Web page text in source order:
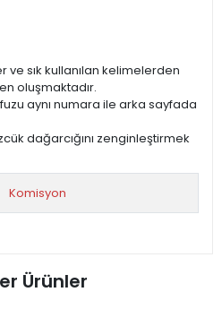
sık kullanılan kelimelerden
oluşmaktadır.
aynı numara ile arka sayfada
dağarcığını zenginleştirmek
Komisyon
Ürünler